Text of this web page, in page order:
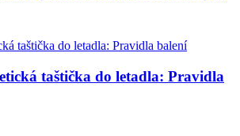
taštička do letadla: Pravidla